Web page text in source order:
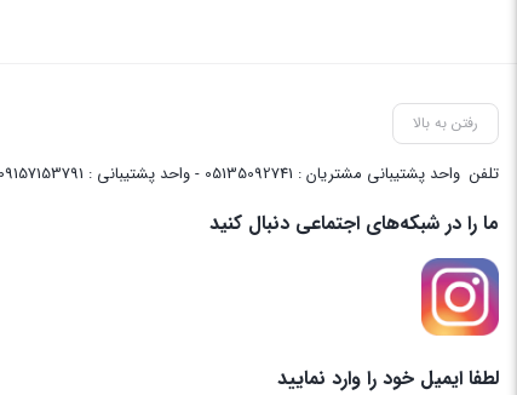
رفتن به بالا
تلفن واحد پشتیبانی مشتریان : 05135092741 - واحد پشتیبانی : 09157153791 - پشتیبانی واحد فنی سایت : 09058048656
ما را در شبکه‌های اجتماعی دنبال کنید
لطفا ایمیل خود را وارد نمایید